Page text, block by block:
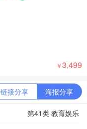
￥3,499
链接分享 海报分享
第41类 教育娱乐